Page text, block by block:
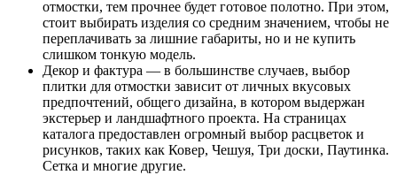
отмостки, тем прочнее будет готовое полотно. При этом,
стоит выбирать изделия со средним значением, чтобы не
переплачивать за лишние габариты, но и не купить
слишком тонкую модель.
Декор и фактура — в большинстве случаев, выбор
плитки для отмостки зависит от личных вкусовых
предпочтений, общего дизайна, в котором выдержан
экстерьер и ландшафтного проекта. На страницах
каталога предоставлен огромный выбор расцветок и
рисунков, таких как Ковер, Чешуя, Три доски, Паутинка.
Сетка и многие другие.